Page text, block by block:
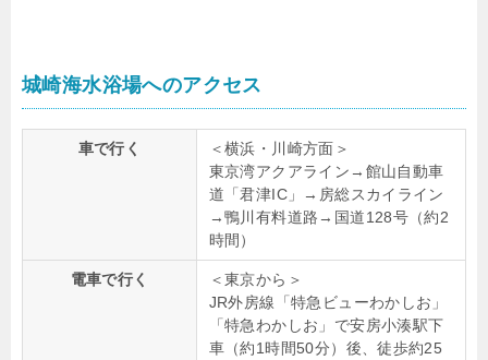
城崎海水浴場へのアクセス
車で行く
＜横浜・川崎方面＞
東京湾アクアライン→館山自動車
道「君津IC」→房総スカイライン
→鴨川有料道路→国道128号（約2
時間）
電車で行く
＜東京から＞
JR外房線「特急ビューわかしお」
「特急わかしお」で安房小湊駅下
車（約1時間50分）後、徒歩約25